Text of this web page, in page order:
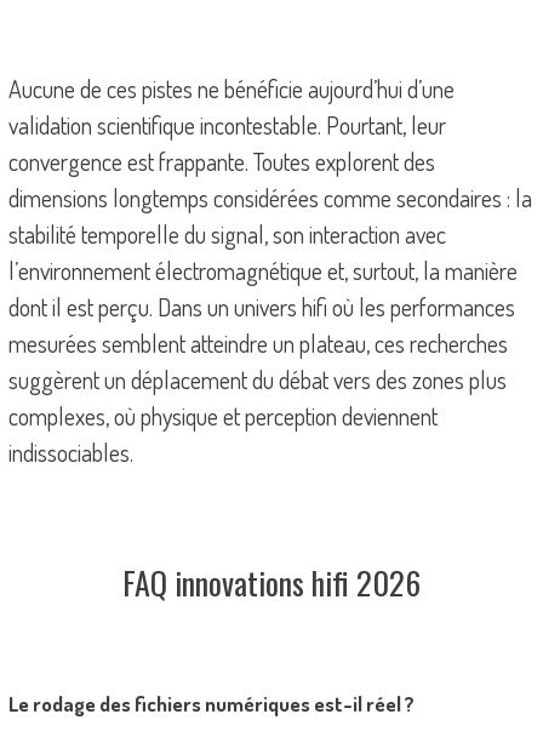
Aucune de ces pistes ne bénéficie aujourd’hui d’une
validation scientifique incontestable. Pourtant, leur
convergence est frappante. Toutes explorent des
dimensions longtemps considérées comme secondaires : la
stabilité temporelle du signal, son interaction avec
l’environnement électromagnétique et, surtout, la manière
dont il est perçu. Dans un univers hifi où les performances
mesurées semblent atteindre un plateau, ces recherches
suggèrent un déplacement du débat vers des zones plus
complexes, où physique et perception deviennent
indissociables.
FAQ innovations hifi 2026
Le rodage des fichiers numériques est-il réel ?